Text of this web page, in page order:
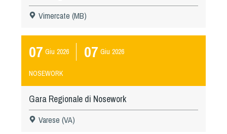
Vimercate (MB)
07 Giu 2026 07 Giu 2026
NOSEWORK
Gara Regionale di Nosework
Varese (VA)